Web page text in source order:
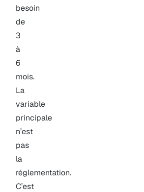
besoin
de
3
à
6
mois.
La
variable
principale
n’est
pas
la
réglementation.
C’est